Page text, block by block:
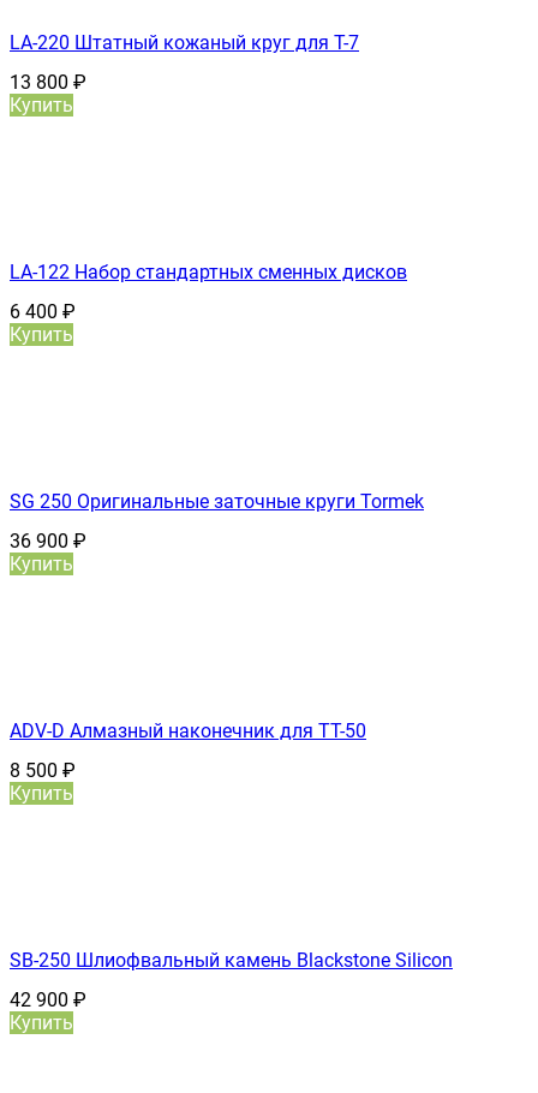
LA-220 Штатный кожаный круг для T-7
13 800 ₽
Купить
LA-122 Набор стандартных сменных дисков
6 400 ₽
Купить
SG 250 Оригинальные заточные круги Tormek
36 900 ₽
Купить
ADV-D Алмазный наконечник для TT-50
8 500 ₽
Купить
SB-250 Шлиофвальный камень Blackstone Silicon
42 900 ₽
Купить